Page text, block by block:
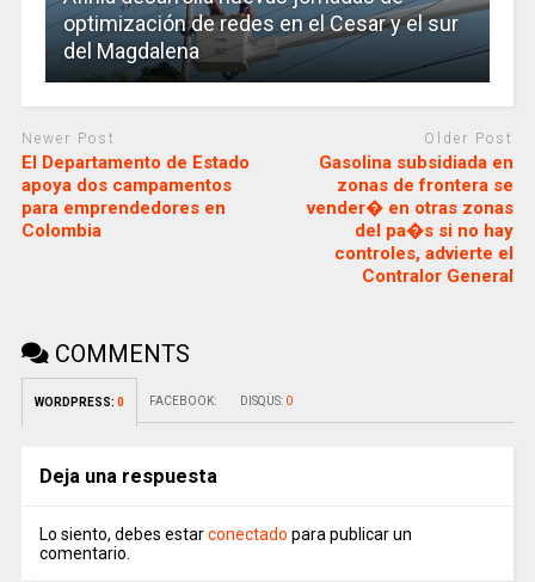
optimización de redes en el Cesar y el sur
del Magdalena
Newer Post
El Departamento de Estado
apoya dos campamentos
para emprendedores en
Colombia
Older Post
Gasolina subsidiada en
zonas de frontera se
vender� en otras zonas
del pa�s si no hay
controles, advierte el
Contralor General
COMMENTS
WORDPRESS: 0 FACEBOOK: DISQUS: 0
Deja una respuesta
Lo siento, debes estarconectado para publicar un
comentario.